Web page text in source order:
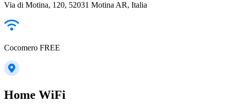
Via di Motina, 120, 52031 Motina AR, Italia
Cocomero FREE
Home WiFi